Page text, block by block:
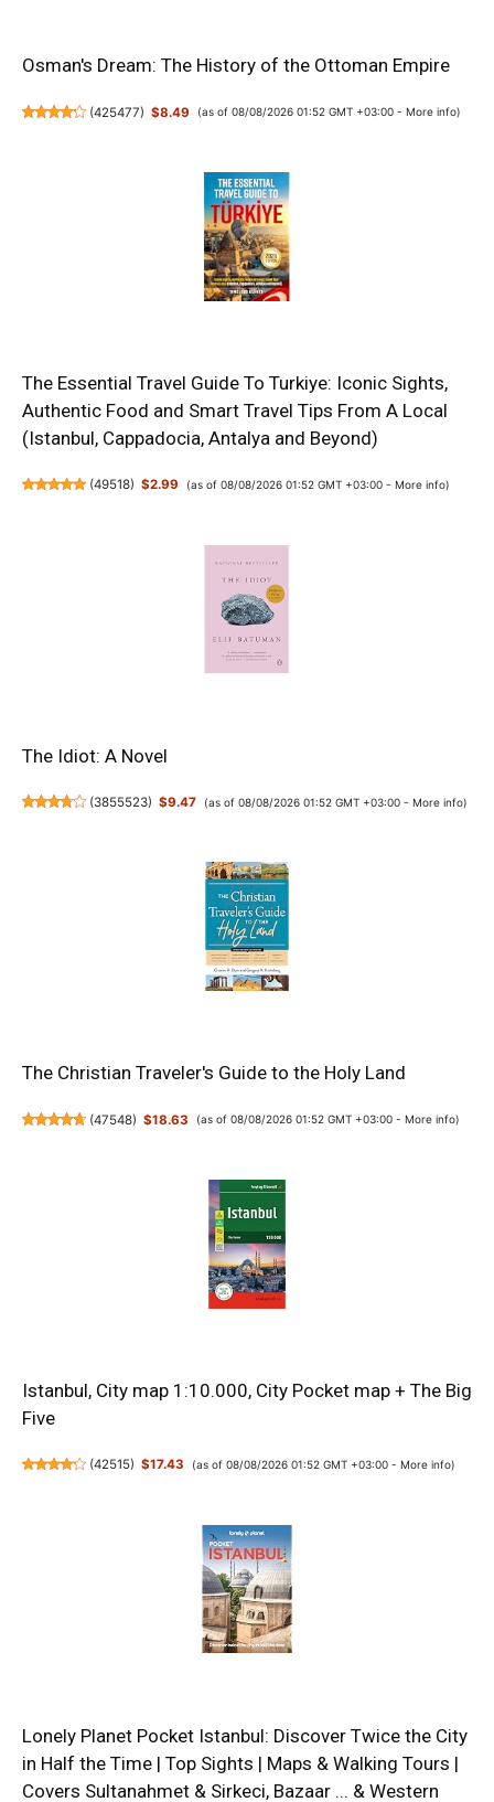
Osman's Dream: The History of the Ottoman Empire
(425477) $8.49 (as of 08/08/2026 01:52 GMT +03:00 - More info)
The Essential Travel Guide To Turkiye: Iconic Sights,
Authentic Food and Smart Travel Tips From A Local
(Istanbul, Cappadocia, Antalya and Beyond)
(49518) $2.99 (as of 08/08/2026 01:52 GMT +03:00 - More info)
The Idiot: A Novel
(3855523) $9.47 (as of 08/08/2026 01:52 GMT +03:00 - More info)
The Christian Traveler's Guide to the Holy Land
(47548) $18.63 (as of 08/08/2026 01:52 GMT +03:00 - More info)
Istanbul, City map 1:10.000, City Pocket map + The Big
Five
(42515) $17.43 (as of 08/08/2026 01:52 GMT +03:00 - More info)
Lonely Planet Pocket Istanbul: Discover Twice the City
in Half the Time | Top Sights | Maps & Walking Tours |
Covers Sultanahmet & Sirkeci, Bazaar ... & Western